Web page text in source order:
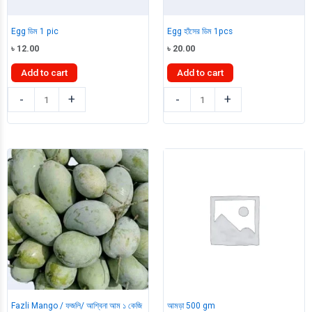
Egg ডিম 1 pic
৳ 12.00
Add to cart
-
ডিম
1
quantity
+
Egg হাঁসের ডিম 1pcs
৳ 20.00
Add to cart
-
হাঁসের
ডিম
+
Fazli Mango / ফজলি/ আশ্বিনা আম ১ কেজি
আমড়া 500 gm